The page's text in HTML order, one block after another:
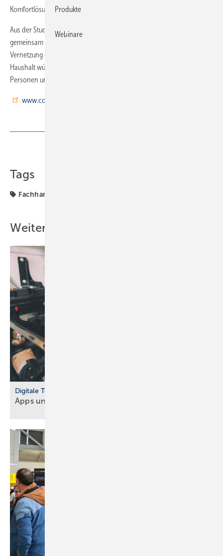
Komfortlösungen für Licht, Rollläden, Heizung.
Aus der Studie geht zudem hervor: Leben mindestens zwei Personen
gemeinsam in einem Haushalt, steigt das Interesse an der intelligenten
Vernetzung der eigenen vier Wände. Bei einem Zwei-Personen-
Haushalt würden 75 % gerne in einem Smart Home leben, bei vier
Personen unter einem Dach sogar 81 %.
www.coqon.de
Tags
Fachhandwerker
Weitere Inhalte
Digitale Tools
Apps und Soft­ware für Hand­werker und
Produkte
Webinare